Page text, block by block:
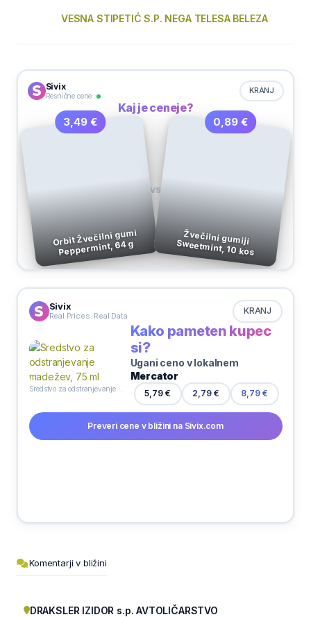
VESNA STIPETIĆ S.P. NEGA TELESA BELEZA
Sivix
Resnične cene
KRANJ
Kaj je ceneje?
3,49 €
Orbit Žvečilni gumi
Peppermint, 64 g
VS
0,89 €
Žvečilni gumiji
Sweetmint, 10 kos
Sivix
Real Prices. Real Data KRANJ
Kako pameten kupec
si?
Ugani ceno v lokalnem
Mercator
5,79 € 2,79 € 8,79 €
Preveri cene v bližini na Sivix.com
Komentarji v bližini
DRAKSLER IZIDOR s.p. AVTOLIČARSTVO